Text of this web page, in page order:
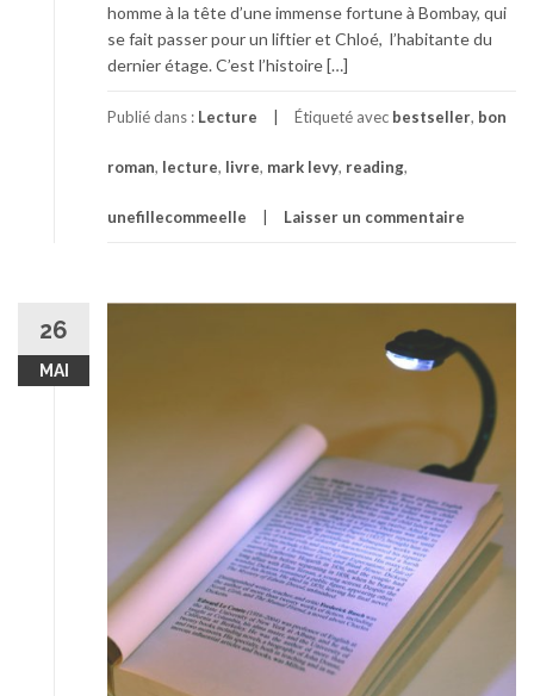
homme à la tête d’une immense fortune à Bombay, qui
se fait passer pour un liftier et Chloé, l’habitante du
dernier étage. C’est l’histoire […]
Publié dans : Lecture Étiqueté avec bestseller, bon
roman, lecture, livre, mark levy, reading,
unefillecommeelle Laisser un commentaire
26
MAI